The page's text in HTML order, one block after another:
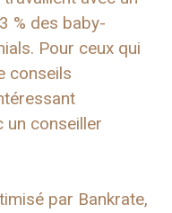
% des baby-
Pour ceux qui
conseils
un conseiller
par Bankrate,